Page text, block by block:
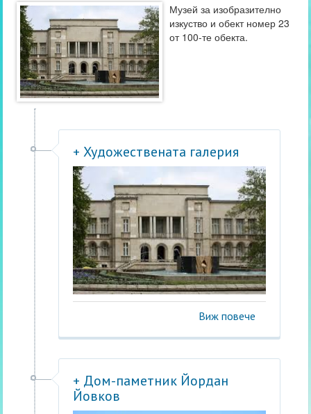
Музей за изобразително
изкуство и обект номер 23
от 100-те обекта.
+ Художествената галерия
Виж повече
+ Дом-паметник Йордан
Йовков